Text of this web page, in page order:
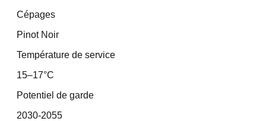
Cépages
Pinot Noir
Température de service
15–17°C
Potentiel de garde
2030-2055